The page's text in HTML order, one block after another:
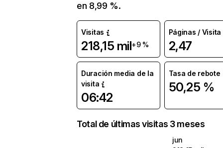
en 8,99 %.
Visitas
218,15 mil+9 %
Páginas / Visita
2,47
Duración media de la
visita
06:42
Tasa de rebote
50,25 %
Total de últimas visitas 3 meses
jun